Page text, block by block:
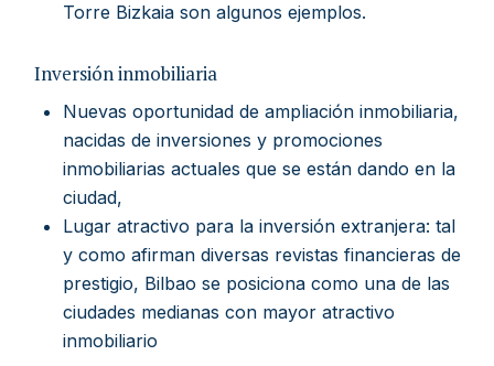
Torre Bizkaia son algunos ejemplos.
Inversión inmobiliaria
Nuevas oportunidad de ampliación inmobiliaria,
nacidas de inversiones y promociones
inmobiliarias actuales que se están dando en la
ciudad,
Lugar atractivo para la inversión extranjera: tal
y como afirman diversas revistas financieras de
prestigio, Bilbao se posiciona como una de las
ciudades medianas con mayor atractivo
inmobiliario